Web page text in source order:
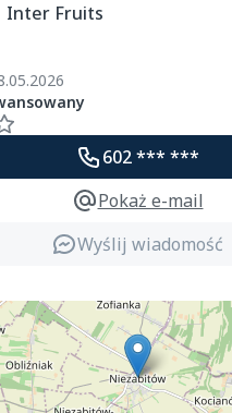
Inter Fruits
602 *** ***
Pokaż e-mail
Wyślij wiadomość